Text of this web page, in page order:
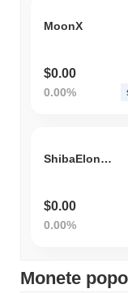
prezzo di
MoonX
$0.00
0.00%
ShibaElonMars
$0.00
0.00%
Monete